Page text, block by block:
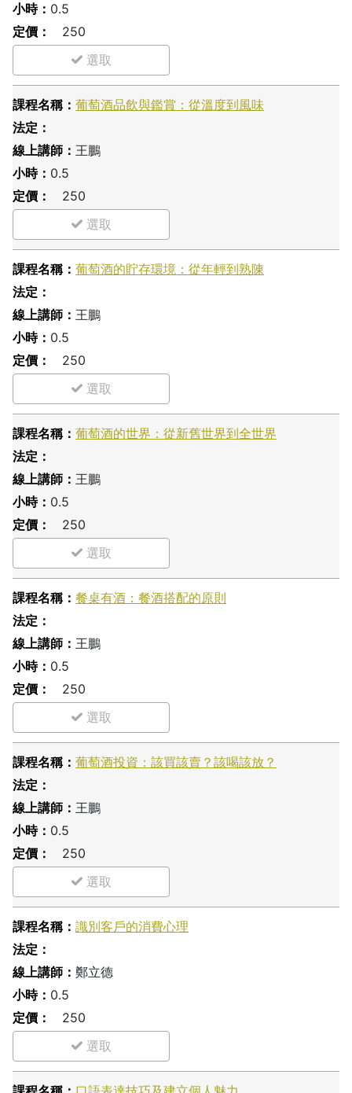
0.5
250
葡萄酒品飲與鑑賞：從溫度到風味
王鵬
0.5
250
葡萄酒的貯存環境：從年輕到熟陳
王鵬
0.5
250
葡萄酒的世界：從新舊世界到全世界
王鵬
0.5
250
餐桌有酒：餐酒搭配的原則
王鵬
0.5
250
葡萄酒投資：該買該賣？該喝該放？
王鵬
0.5
250
識別客戶的消費心理
鄭立德
0.5
250